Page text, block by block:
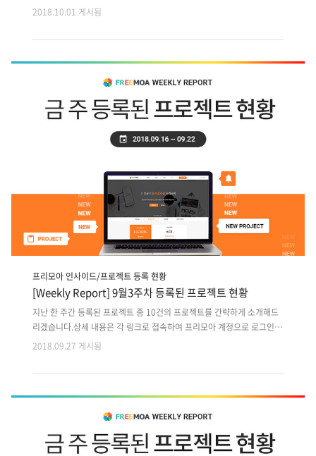
후 확인 가능합니다. 지난 주 등록된 프로젝트 외에도 마감이 다가오는 이
세요!! 1. 맛집&뷰티 O2O 예약 플랫폼 디자인 , 개발 2. 상품 역경매 방식
설업 노무프로그램 EPR 프로그램 5. 외래 환자 / 병원간 소통 및 알림을
위한 Android 앱개발 6. 자녀 시간관리를 위한 앱서비스 디자인, 개발 7.
버스노선도 api 연동 후 테스터와 거리 측정 수집용 앱개발 8. 매장 송출
용 음원 스트리밍 웹서비스 개발 9. 하..
2018.10.01 게시됨
프리모아 인사이드/프로젝트 등록 현황
[Weekly Report] 9월3주차 등록된 프로젝트 현황
지난 한 주간 등록된 프로젝트 중 10건의 프로젝트를 간략하게 소개해드
리겠습니다.상세 내용은 각 링크로 접속하여 프리모아 계정으로 로그인
후 확인 가능합니다. 지난 주 등록된 프로젝트 외에도 마감이 다가오는 이
세요!! 1. 주차장 관제 시스템 구축 2. 중고차 안심딜러 중개+직거래 앱플
스4. 외국인의 한국 여행시 숙박/렌트/맛집 예약,결제 앱플랫폼5. 하이퍼
레저 패브릭 기반 클라우드 블록체인 서비스6. 대리기사용/고객용 대리운
전 앱플랫폼 개발7. 빌딩관리 윈도우 CS 프로그램 신규개발8. 온라인 강
의 웹서비스 운영 유지보수/개선 개발9. 이미지 커스텀 주문제작 PC 및..
2018.09.27 게시됨